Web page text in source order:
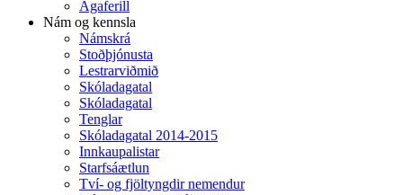
Agaferill
Nám og kennsla
Námskrá
Stoðþjónusta
Lestrarviðmið
Skóladagatal
Skóladagatal
Tenglar
Skóladagatal 2014-2015
Innkaupalistar
Starfsáætlun
Tví- og fjöltyngdir nemendur